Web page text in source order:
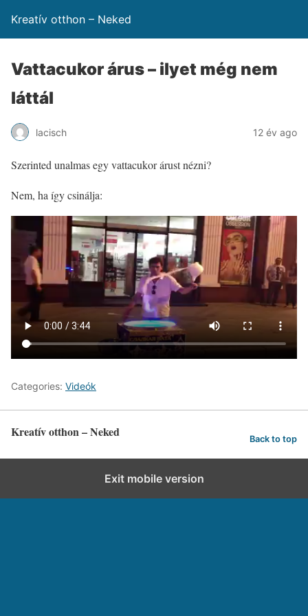
Kreatív otthon – Neked
Vattacukor árus – ilyet még nem
láttál
lacisch 12 év ago
Szerinted unalmas egy vattacukor árust nézni?
Nem, ha így csinálja:
Categories: Videók
Kreatív otthon – Neked Back to top
Exit mobile version